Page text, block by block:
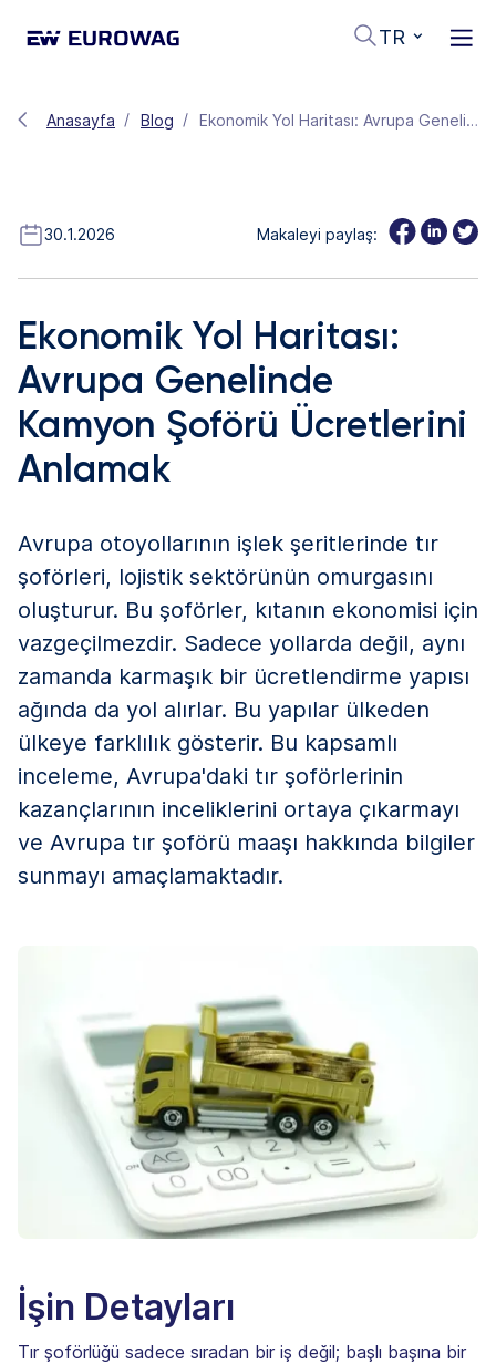
TR
Anasayfa Blog Ekonomik Yol Haritası: Avrupa Genelinde Kamyon Şoförü Ücretlerini Anlamak
30.1.2026 Makaleyi paylaş:
Ekonomik Yol Haritası:
Avrupa Genelinde
Kamyon Şoförü Ücretlerini
Anlamak
Avrupa otoyollarının işlek şeritlerinde tır
şoförleri, lojistik sektörünün omurgasını
oluşturur. Bu şoförler, kıtanın ekonomisi için
vazgeçilmezdir. Sadece yollarda değil, aynı
zamanda karmaşık bir ücretlendirme yapısı
ağında da yol alırlar. Bu yapılar ülkeden
ülkeye farklılık gösterir. Bu kapsamlı
inceleme, Avrupa'daki tır şoförlerinin
kazançlarının inceliklerini ortaya çıkarmayı
ve Avrupa tır şoförü maaşı hakkında bilgiler
sunmayı amaçlamaktadır.
İşin Detayları
Tır şoförlüğü sadece sıradan bir iş değil; başlı başına bir